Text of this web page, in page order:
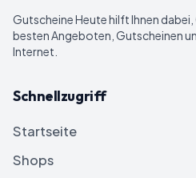
Gutscheine Heutehilft Ihnen dabei,
besten Angeboten, Gutscheinen
Internet.
Schnellzugriff
Startseite
Shops